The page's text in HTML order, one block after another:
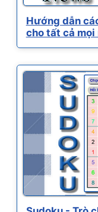
Hướng dẫn
cho tất cả